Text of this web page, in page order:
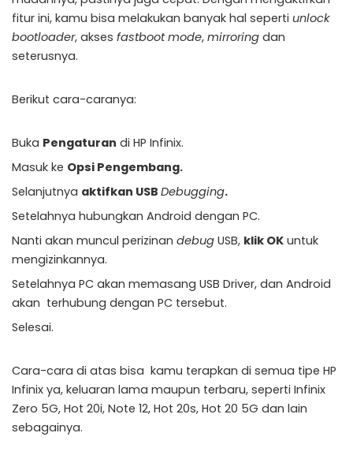
fitur ini, kamu bisa melakukan banyak hal seperti unlock
bootloader, akses fastboot mode, mirroring dan
seterusnya.
Berikut cara-caranya:
Buka Pengaturan di HP Infinix.
Masuk ke Opsi Pengembang.
Selanjutnya aktifkan USB Debugging.
Setelahnya hubungkan Android dengan PC.
Nanti akan muncul perizinan debug USB, klik OK untuk
mengizinkannya.
Setelahnya PC akan memasang USB Driver, dan Android
akan terhubung dengan PC tersebut.
Selesai.
Cara-cara di atas bisa kamu terapkan di semua tipe HP
Infinix ya, keluaran lama maupun terbaru, seperti Infinix
Zero 5G, Hot 20i, Note 12, Hot 20s, Hot 20 5G dan lain
sebagainya.